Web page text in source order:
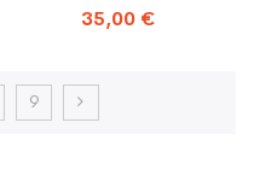
1_1 CROCHET
35,00 €
9